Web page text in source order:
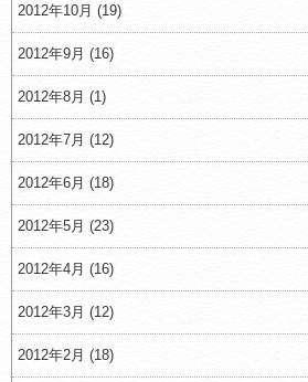
2012年10月 (19)
2012年9月 (16)
2012年8月 (1)
2012年7月 (12)
2012年6月 (18)
2012年5月 (23)
2012年4月 (16)
2012年3月 (12)
2012年2月 (18)